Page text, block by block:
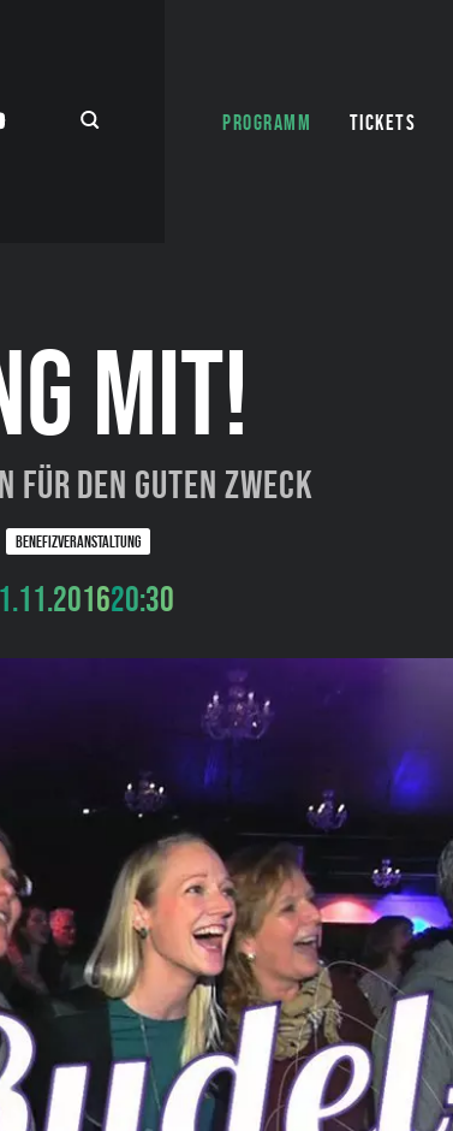
PROGRAMM TICKETS
MIT!
für den guten Zweck
BENEFIZVERANSTALTUNG
20:30